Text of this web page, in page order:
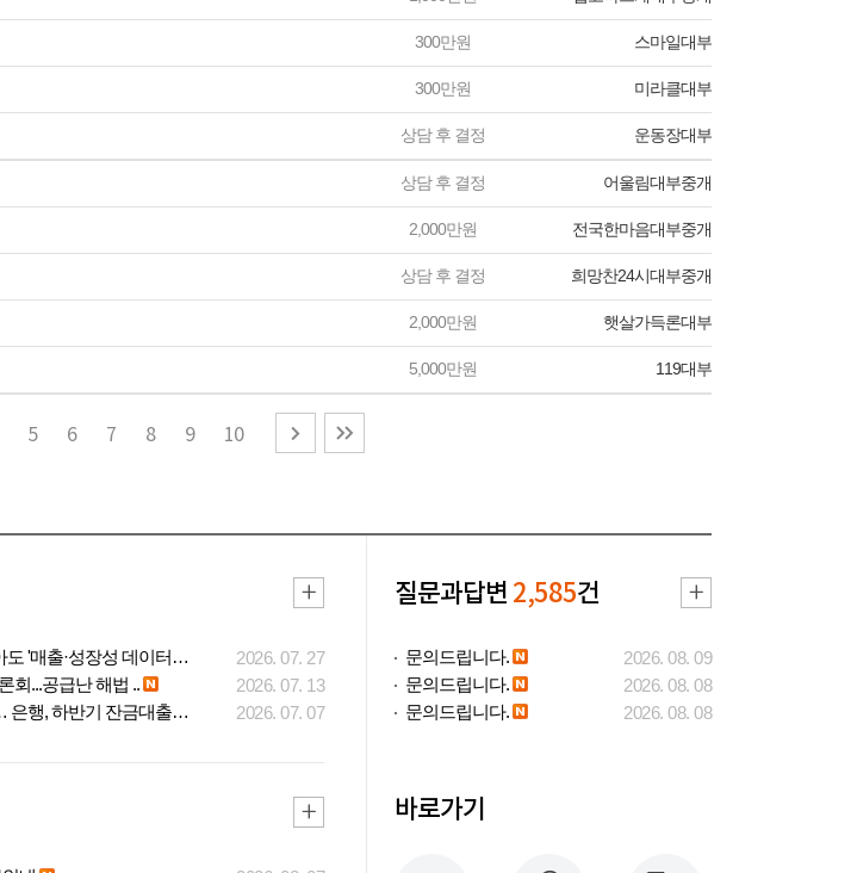
300만원 스마일대부
300만원 미라클대부
상담 후 결정 운동장대부
상담 후 결정 어울림대부중개
2,000만원 전국한마음대부중개
상담 후 결정 희망찬24시대부중개
2,000만원 햇살가득론대부
5,000만원 119대부
5 6 7 8 9 10
소상공인 신용점수 낮아도 '매출·성장성 데이터..
2026. 07. 27
회...공급난 해법 ..
2026. 07. 13
아파트 입주 문제없나… 은행, 하반기 잔금대출..
2026. 07. 07
질문과답변 2,585건
문의드립니다.
2026. 08. 09
문의드립니다.
2026. 08. 08
문의드립니다.
2026. 08. 08
바로가기